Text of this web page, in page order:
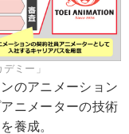
ミー」
のアニメーション
ニメーターの技術
養成。